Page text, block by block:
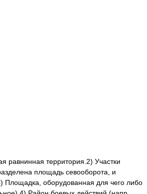
равнинная территория.2) Участки
площадь севооборота, и
Площадка, оборудованная для чего либо